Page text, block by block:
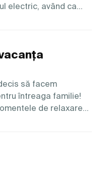
electric, având ca…
să facem
întreaga familie!
de relaxare…